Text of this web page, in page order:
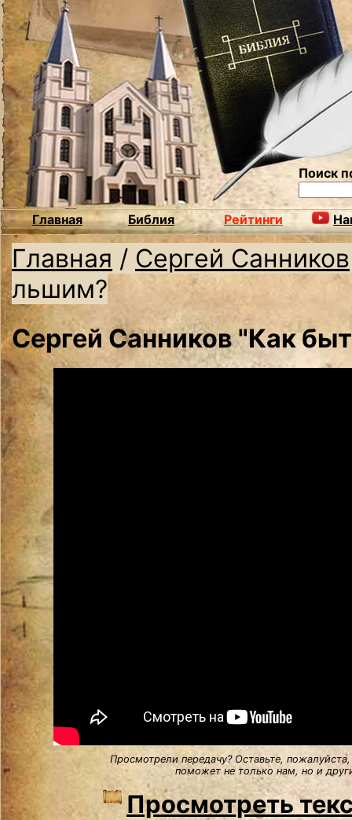
Поиск
Главная Библия Рейтинги
Главная / Сергей Санников
льшим?
Сергей Санников "Как
Просмотрели передачу? Оставьте,
поможет не только нам, но и
Просмотреть